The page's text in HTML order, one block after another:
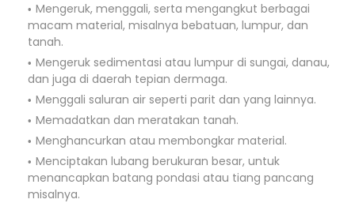
Mengeruk, menggali, serta mengangkut berbagai
macam material, misalnya bebatuan, lumpur, dan
tanah.
Mengeruk sedimentasi atau lumpur di sungai, danau,
dan juga di daerah tepian dermaga.
Menggali saluran air seperti parit dan yang lainnya.
Memadatkan dan meratakan tanah.
Menghancurkan atau membongkar material.
Menciptakan lubang berukuran besar, untuk
menancapkan batang pondasi atau tiang pancang
misalnya.